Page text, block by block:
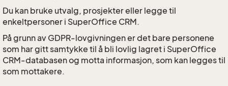
Du kan bruke utvalg, prosjekter eller legge til
enkeltpersoner i SuperOffice CRM.
På grunn av GDPR-lovgivningen er det bare personene
som har gitt samtykke til å bli lovlig lagret i SuperOffice
CRM-databasen og motta informasjon, som kan legges til
som mottakere.